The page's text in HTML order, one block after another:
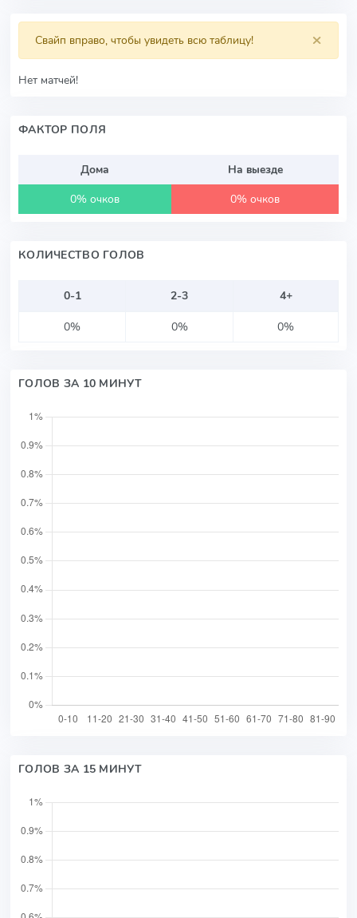
×
Свайп вправо, чтобы увидеть всю таблицу!
Нет матчей!
ФАКТОР ПОЛЯ
Дома
На выезде
0% очков
0% очков
КОЛИЧЕСТВО ГОЛОВ
0-1 2-3
4+
0%
0% 0%
ГОЛОВ ЗА 10 МИНУТ
ГОЛОВ ЗА 15 МИНУТ